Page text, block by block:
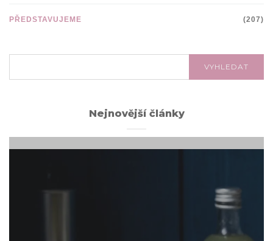
PŘEDSTAVUJEME (207)
VYHLEDAT
Nejnovější články